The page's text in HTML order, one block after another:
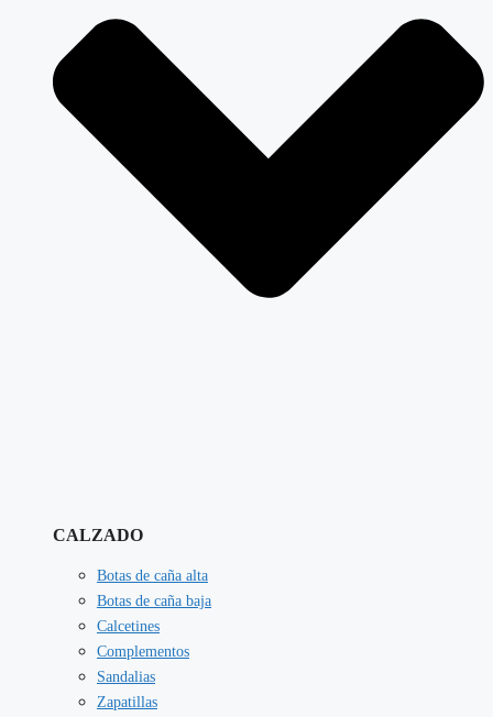
CALZADO
Botas de caña alta
Botas de caña baja
Calcetines
Complementos
Sandalias
Zapatillas